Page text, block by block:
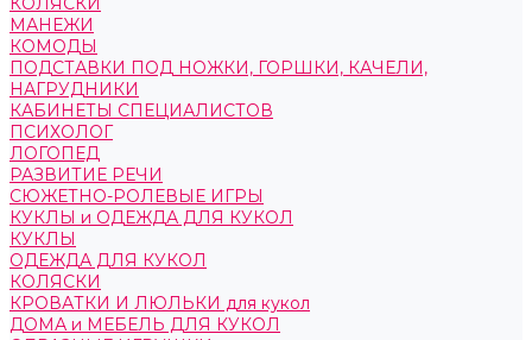
МАНЕЖИ
КОМОДЫ
ПОДСТАВКИ ПОД НОЖКИ, ГОРШКИ, КАЧЕЛИ,
НАГРУДНИКИ
КАБИНЕТЫ СПЕЦИАЛИСТОВ
ПСИХОЛОГ
ЛОГОПЕД
РАЗВИТИЕ РЕЧИ
СЮЖЕТНО-РОЛЕВЫЕ ИГРЫ
КУКЛЫ и ОДЕЖДА ДЛЯ КУКОЛ
КУКЛЫ
ОДЕЖДА ДЛЯ КУКОЛ
КОЛЯСКИ
КРОВАТКИ И ЛЮЛЬКИ для кукол
ДОМА и МЕБЕЛЬ ДЛЯ КУКОЛ